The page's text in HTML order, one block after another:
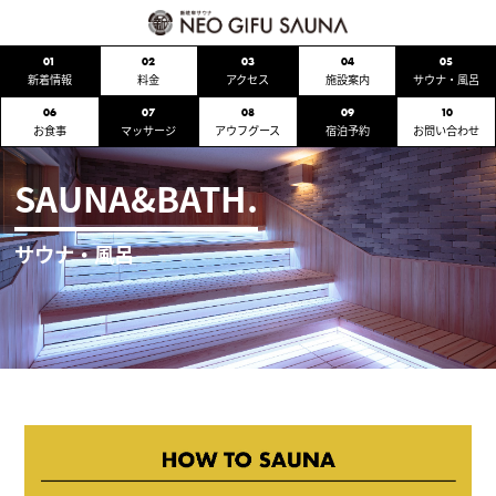
01
新着情報
02
料金
03
アクセス
04
施設案内
05
サウナ・風呂
06
お食事
07
マッサージ
08
アウフグース
09
宿泊予約
10
お問い合わせ
SAUNA&BATH.
サウナ・風呂